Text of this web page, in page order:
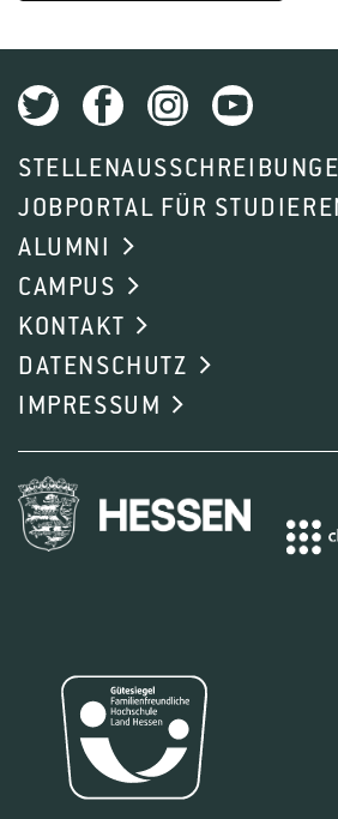
JOBPORTAL FÜR
ALUMNI
CAMPUS
KONTAKT
DATENSCHUTZ
IMPRESSUM